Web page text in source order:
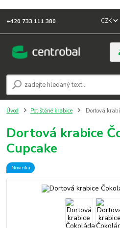
CZK
+420 733 111 380
Úvod Potištěné krabice Dortová
Dortová krabice
Cupcake
Novinka